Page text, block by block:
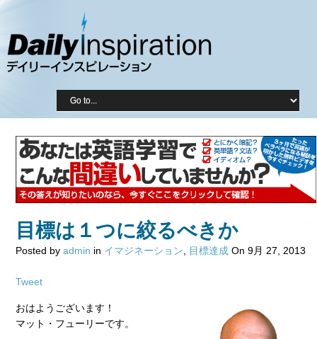
目標は１つに絞るべきか
Posted by admin in イマジネーション 目標達成 On 9月 27, 2013
Tweet
おはようございます！
マット・フューリーです。